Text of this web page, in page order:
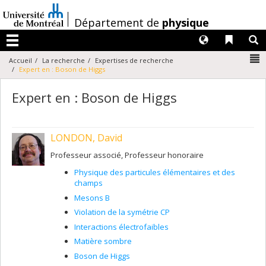
au
contenu
/Département de physique
Menu
Liens
Langues
Accueil La recherche
Expertises de recherche
Expert en : Boson de Higgs
Expert en : Boson de Higgs
LONDON, David
Professeur associé, Professeur honoraire
Physique des particules élémentaires et des
champs
Mesons B
Violation de la symétrie CP
Interactions électrofaibles
Matière sombre
Boson de Higgs